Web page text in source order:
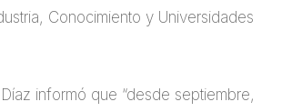
Conocimiento y Universidades
informó que “desde septiembre,